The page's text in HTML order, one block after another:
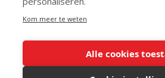
Kom meer te weten
Alle cookies
© 2026 Maurice.nl - Alle rechten
copyright. Voor meer info, mail naar